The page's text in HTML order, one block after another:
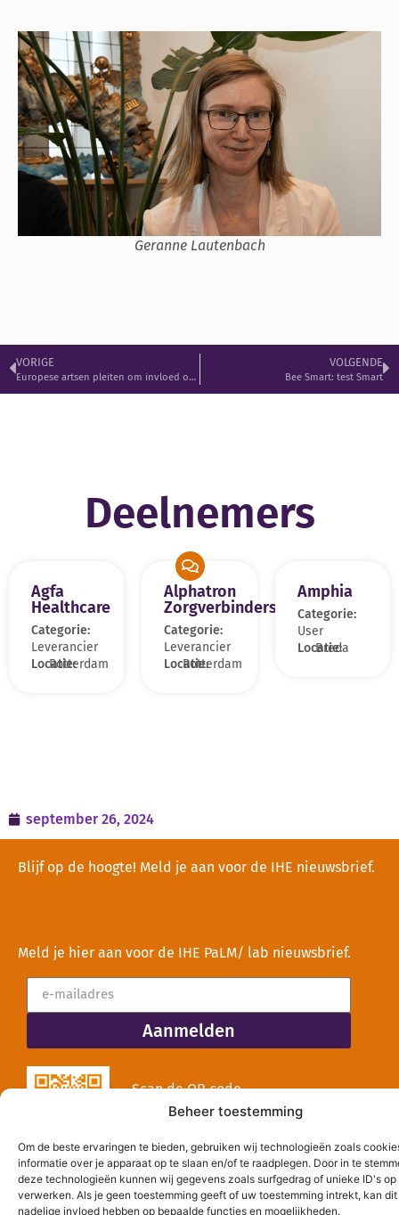
Beheer toestemming
Om de beste ervaringen te bieden, gebruiken wij technologieën zoals
informatie over je apparaat op te slaan en/of te raadplegen. Door in te
deze technologieën kunnen wij gegevens zoals surfgedrag of unieke ID's
verwerken. Als je geen toestemming geeft of uw toestemming intrekt, kan
nadelige invloed hebben op bepaalde functies en mogelijkheden.
Geranne Lautenbach
VORIGE
Europese artsen pleiten om invloed op ontwikkeling EPD’s
VOLGENDE
Bee Smart: test Smart
Deelnemers
Agfa
Healthcare
Categorie:
Leverancier
Locatie:
Rotterdam
Alphatron
Zorgverbinders
Categorie:
Leverancier
Locatie:
Rotterdam
Amphia
Categorie:
User
Locatie:
Breda
september 26, 2024
Blijf op de hoogte! Meld je aan voor de IHE nieuwsbrief.
Meld je hier aan voor de IHE PaLM/ lab nieuwsbrief.
Aanmelden
Scan de QR code
of meld je aan via
Aanmelden